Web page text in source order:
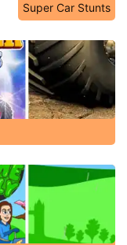
Super Car Stunts